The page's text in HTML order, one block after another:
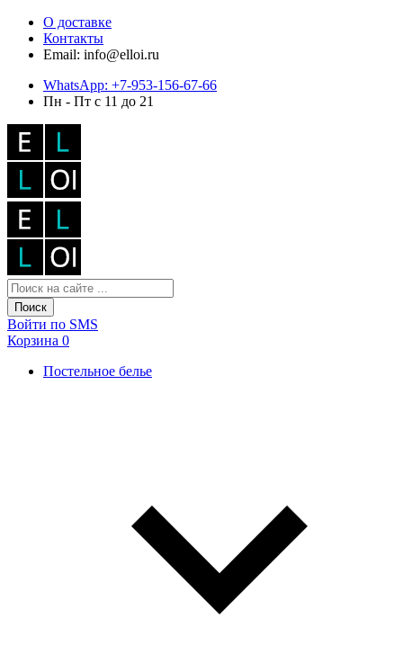
О доставке
Контакты
Email: info@elloi.ru
WhatsApp: +7-953-156-67-66
Пн - Пт с 11 до 21
Поиск
Войти по SMS
Корзина 0
Постельное белье